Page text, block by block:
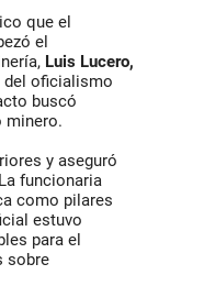
que el
el
Luis Lucero,
del oficialismo
buscó
minero.
y aseguró
funcionaria
como pilares
estuvo
para el
sobre